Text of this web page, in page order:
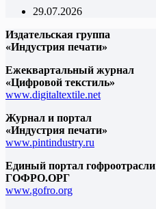
29.07.2026
Издательская группа
«Индустрия печати»
Ежеквартальный журнал
«Цифровой текстиль»
www.digitaltextile.net
Журнал и портал
«Индустрия печати»
www.pintindustry.ru
Единый портал гофроотрасли
ГОФРО.ОРГ
www.gofro.org